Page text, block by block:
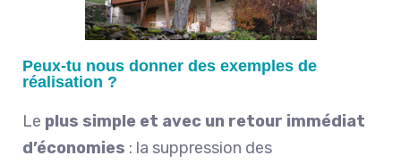
Peux-tu nous donner des exemples de
réalisation ?
Le plus simple et avec un retour immédiat
d’économies : la suppression des